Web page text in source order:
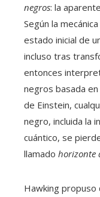
negros: la
Según la
estado inicial de
incluso tras
entonces
negros basada
de Einstein,
negro, incluida la
cuántico, se
llamado horizonte
Hawking